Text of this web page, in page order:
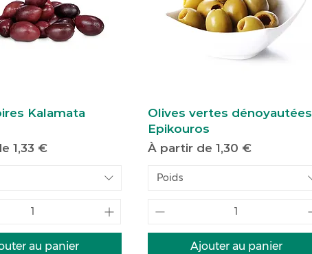
Kalamata
1,33 €
au panier
Olives vertes dénoyautées
Epikouros
À partir de1,30 €
Prix promotionnel
Poids
Ajouter au panier